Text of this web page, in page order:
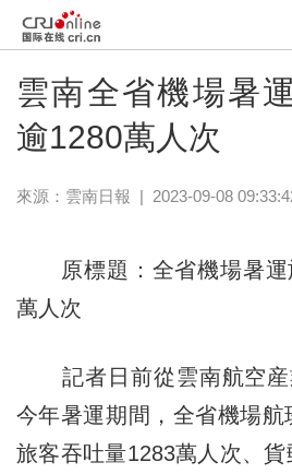
雲南全省機場暑
逾1280萬人次
來源： 雲南日報 | 2023-09-08
原標題：全省機場暑運
萬人次
記者日前從雲南航空産
今年暑運期間，全省機場航
旅客吞吐量1283萬人次、貨